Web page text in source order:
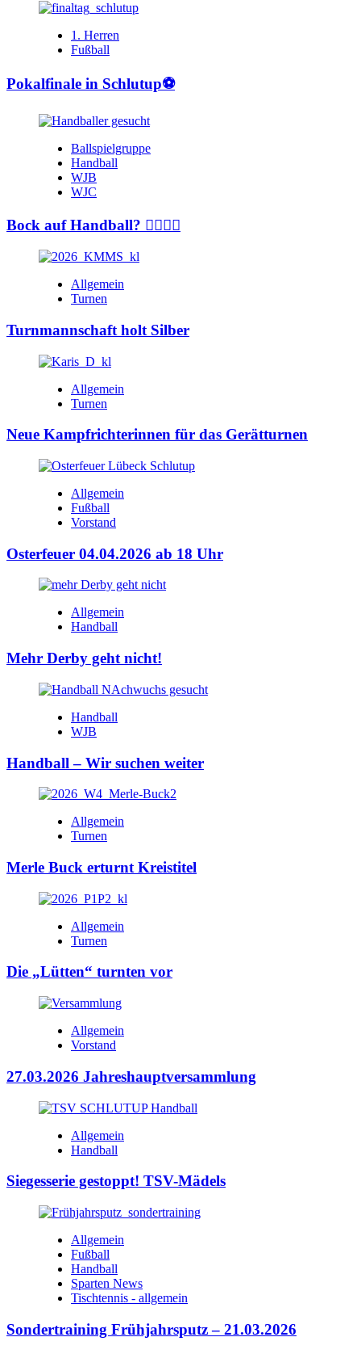
1. Herren
Fußball
Pokalfinale in Schlutup⚽️
Ballspielgruppe
Handball
WJB
WJC
Bock auf Handball? 🤾‍♂️🤾‍♀️
Allgemein
Turnen
Turnmannschaft holt Silber
Allgemein
Turnen
Neue Kampfrichterinnen für das Gerätturnen
Allgemein
Fußball
Vorstand
Osterfeuer 04.04.2026 ab 18 Uhr
Allgemein
Handball
Mehr Derby geht nicht!
Handball
WJB
Handball – Wir suchen weiter
Allgemein
Turnen
Merle Buck erturnt Kreistitel
Allgemein
Turnen
Die „Lütten“ turnten vor
Allgemein
Vorstand
27.03.2026 Jahreshauptversammlung
Allgemein
Handball
Siegesserie gestoppt! TSV-Mädels
Allgemein
Fußball
Handball
Sparten News
Tischtennis - allgemein
Sondertraining Frühjahrsputz – 21.03.2026